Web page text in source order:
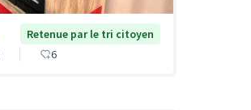
Retenue par le tri citoyen
6